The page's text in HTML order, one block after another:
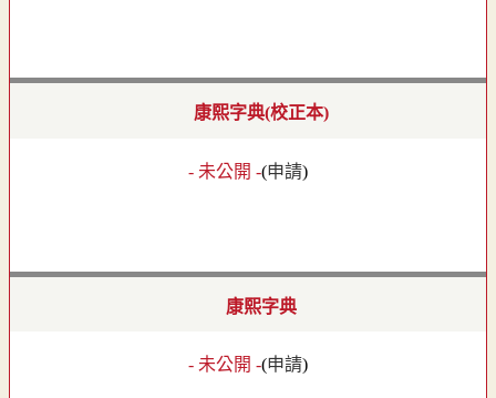
康熙字典(校正本)
- 未公開 -(申請)
康熙字典
- 未公開 -(申請)